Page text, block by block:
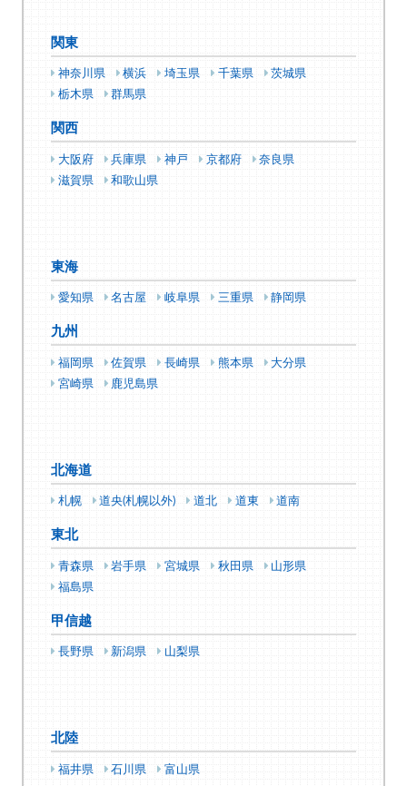
関東
神奈川県 横浜 埼玉県 千葉県
茨城県
栃木県
群馬県
関西
大阪府 兵庫県 神戸 京都府
奈良県
滋賀県
和歌山県
東海
愛知県 名古屋 岐阜県 三重県 静岡県
九州
福岡県 佐賀県 長崎県 熊本県
大分県
宮崎県
鹿児島県
北海道
札幌 道央(札幌以外) 道北 道東 道南
東北
青森県 岩手県 宮城県 秋田県
山形県
福島県
甲信越
長野県 新潟県 山梨県
北陸
福井県 石川県 富山県